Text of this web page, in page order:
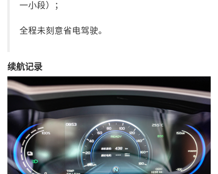
一小段）；
全程未刻意省电驾驶。
续航记录